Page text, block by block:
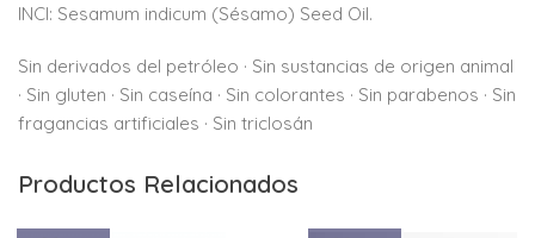
INCI: Sesamum indicum (Sésamo) Seed Oil.
Sin derivados del petróleo · Sin sustancias de origen animal
· Sin gluten · Sin caseína · Sin colorantes · Sin parabenos · Sin
fragancias artificiales · Sin triclosán
Productos Relacionados